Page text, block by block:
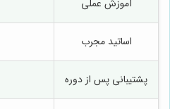
آموزش عملی
اساتید مجرب
پشتیبانی پس از دوره